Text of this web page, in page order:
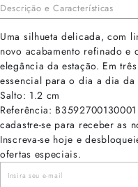
Descrição e Características
Uma silhueta delicada, com
novo acabamento refinado e
elegância da estação. Em
essencial para o dia a dia da
Salto: 1.2 cm
Referência: B3592700130001
cadastre-se para receber as
Inscreva-se hoje e
ofertas especiais.